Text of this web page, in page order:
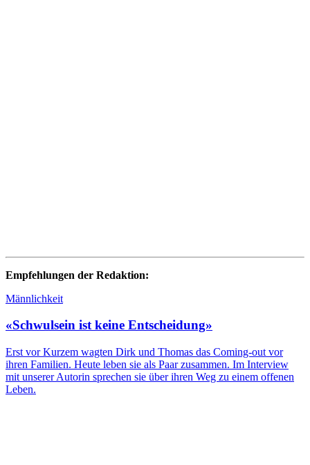
Empfehlungen der Redaktion:
Männlichkeit
«Schwulsein ist keine Entscheidung»
Erst vor Kurzem wagten Dirk und Thomas das Coming-out vor
ihren Familien. Heute leben sie als Paar zusammen. Im Interview
mit unserer Autorin sprechen sie über ihren Weg zu einem offenen
Leben.